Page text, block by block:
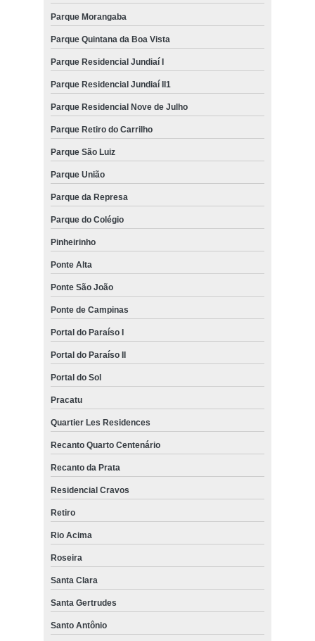
Parque Morangaba
Parque Quintana da Boa Vista
Parque Residencial Jundiaí I
Parque Residencial Jundiaí II1
Parque Residencial Nove de Julho
Parque Retiro do Carrilho
Parque São Luiz
Parque União
Parque da Represa
Parque do Colégio
Pinheirinho
Ponte Alta
Ponte São João
Ponte de Campinas
Portal do Paraíso I
Portal do Paraíso II
Portal do Sol
Pracatu
Quartier Les Residences
Recanto Quarto Centenário
Recanto da Prata
Residencial Cravos
Retiro
Rio Acima
Roseira
Santa Clara
Santa Gertrudes
Santo Antônio